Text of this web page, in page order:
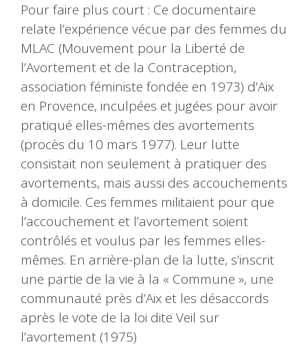
Pour faire plus court : Ce documentaire
relate l’expérience vécue par des femmes du
MLAC (Mouvement pour la Liberté de
l’Avortement et de la Contraception,
association féministe fondée en 1973) d’Aix
en Provence, inculpées et jugées pour avoir
pratiqué elles-mêmes des avortements
(procès du 10 mars 1977). Leur lutte
consistait non seulement à pratiquer des
avortements, mais aussi des accouchements
à domicile. Ces femmes militaient pour que
l’accouchement et l’avortement soient
contrôlés et voulus par les femmes elles-
mêmes. En arrière-plan de la lutte, s’inscrit
une partie de la vie à la « Commune », une
communauté près d’Aix et les désaccords
après le vote de la loi dite Veil sur
l’avortement (1975)